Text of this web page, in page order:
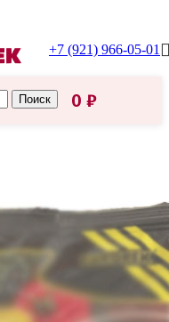
+7 (921) 966-05-01
Поиск 0 ₽